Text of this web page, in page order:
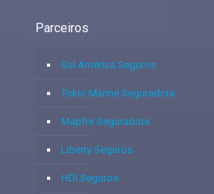
Parceiros
Sul América Seguros
Tokio Marine Seguradora
Mapfre Seguradora
Liberty Seguros
HDI Seguros